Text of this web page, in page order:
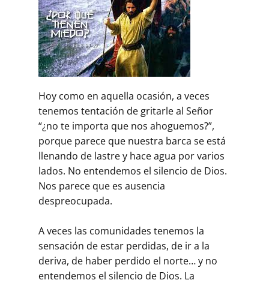
Hoy como en aquella ocasión, a veces
tenemos tentación de gritarle al Señor
“¿no te importa que nos ahoguemos?”,
porque parece que nuestra barca se está
llenando de lastre y hace agua por varios
lados. No entendemos el silencio de Dios.
Nos parece que es ausencia
despreocupada.
A veces las comunidades tenemos la
sensación de estar perdidas, de ir a la
deriva, de haber perdido el norte… y no
entendemos el silencio de Dios. La